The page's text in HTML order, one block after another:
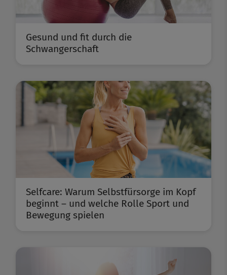
Gesund und fit durch die
Schwangerschaft
Selfcare: Warum Selbstfürsorge im Kopf
beginnt – und welche Rolle Sport und
Bewegung spielen